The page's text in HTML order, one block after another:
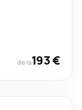
de la193 €